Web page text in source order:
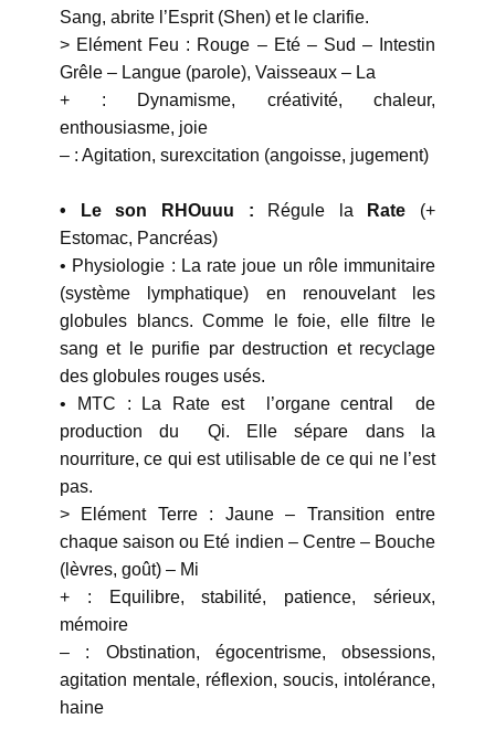
Sang, abrite l’Esprit (Shen) et le clarifie.
> Elément Feu : Rouge – Eté – Sud – Intestin
Grêle – Langue (parole), Vaisseaux – La
+ : Dynamisme, créativité, chaleur,
enthousiasme, joie
– : Agitation, surexcitation (angoisse, jugement)
• Le son RHOuuu : Régule la Rate (+
Estomac, Pancréas)
• Physiologie : La rate joue un rôle immunitaire
(système lymphatique) en renouvelant les
globules blancs. Comme le foie, elle filtre le
sang et le purifie par destruction et recyclage
des globules rouges usés.
• MTC : La Rate est l’organe central de
production du Qi. Elle sépare dans la
nourriture, ce qui est utilisable de ce qui ne l’est
pas.
> Elément Terre : Jaune – Transition entre
chaque saison ou Eté indien – Centre – Bouche
(lèvres, goût) – Mi
+ : Equilibre, stabilité, patience, sérieux,
mémoire
– : Obstination, égocentrisme, obsessions,
agitation mentale, réflexion, soucis, intolérance,
haine